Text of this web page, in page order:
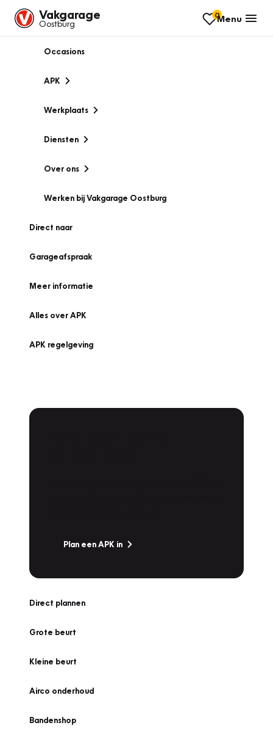
Vakgarage
Oostburg
0Menu
Occasions
APK
Werkplaats
Diensten
Over ons
Werken bij Vakgarage Oostburg
Direct naar
Garageafspraak
Meer informatie
Alles over APK
APK regelgeving
Plan een APK in
Direct plannen
Grote beurt
Kleine beurt
Airco onderhoud
Bandenshop